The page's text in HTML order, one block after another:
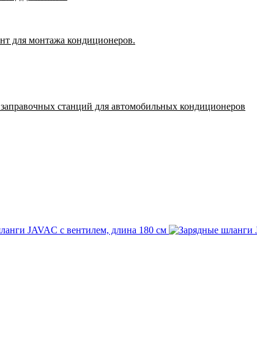
для монтажа кондиционеров.
станций для автомобильных кондиционеров